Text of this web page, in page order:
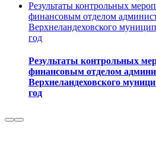
Результаты контрольных
финансовым отделом
Верхнеландеховского
год
Результаты контрольных
финансовым отделом
Верхнеландеховского
год